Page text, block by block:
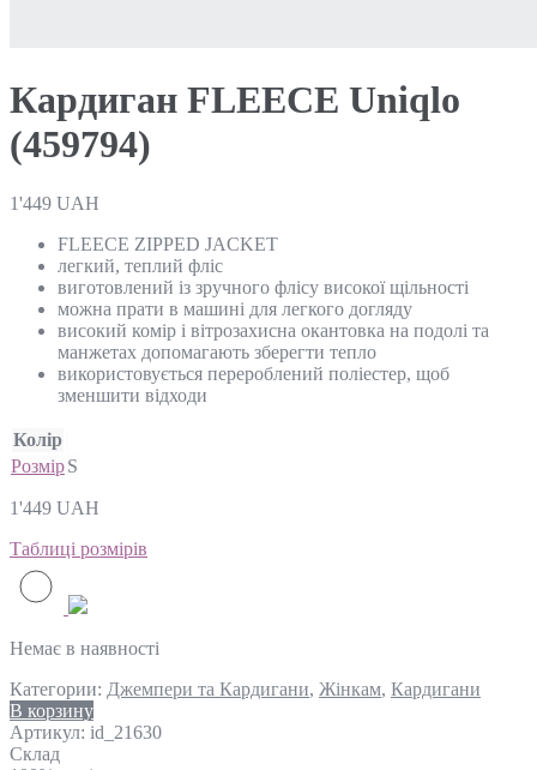
Кардиган FLEECE Uniqlo
(459794)
1'449 UAH
FLEECE ZIPPED JACKET
легкий, теплий фліс
виготовлений із зручного флісу високої щільності
можна прати в машині для легкого догляду
високий комір і вітрозахисна окантовка на подолі та
манжетах допомагають зберегти тепло
використовується перероблений поліестер, щоб
зменшити відходи
Колір
РозмірS
1'449 UAH
Таблиці розмірів
Немає в наявності
Категории: Джемпери та Кардигани, Жінкам, Кардигани
В корзину
Артикул: id_21630
Склад